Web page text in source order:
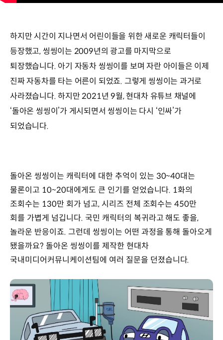
하지만 시간이 지나면서 어린이들을 위한 새로운 캐릭터들이
등장했고, 씽씽이는 2009년의 광고를 마지막으로
퇴장했습니다. 아기 자동차 씽씽이를 보며 자란 아이들은 이제
진짜 자동차를 타는 어른이 되었죠. 그렇게 씽씽이는 과거로
사라졌습니다. 하지만 2021년 9월, 현대차 유튜브 채널에
‘돌아온 씽씽이’가 게시되면서 씽씽이는 다시 ‘인싸’가
되었습니다.
돌아온 씽씽이는 캐릭터에 대한 추억이 있는 30~40대는
물론이고 10~20대에게도 큰 인기를 얻었습니다. 1화의
조회수는 130만 회가 넘고, 시리즈 전체 조회수는 450만
회를 가볍게 넘깁니다. 국민 캐릭터의 복귀라고 해도 좋을,
놀라운 반응이죠. 그런데 씽씽이는 어떤 과정을 통해 돌아오게
됐을까요? 돌아온 씽씽이를 제작한 현대차
국내미디어커뮤니케이션팀에 여러 질문을 던졌습니다.